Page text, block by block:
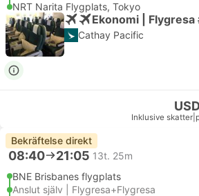
NRT Narita Flygplats, Tokyo
Ekonomi | Flygresa
Cathay Pacific
Inklusive skatter
Bekräftelse direkt
08:40 21:05 13t. 25m
BNE Brisbanes flygplats
Anslut själv | Flygresa+Flygresa